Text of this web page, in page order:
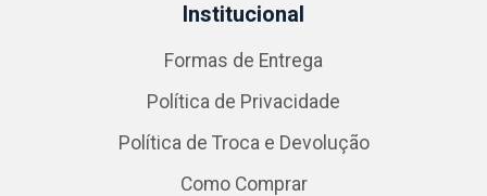
Institucional
Formas de Entrega
Política de Privacidade
Política de Troca e Devolução
Como Comprar